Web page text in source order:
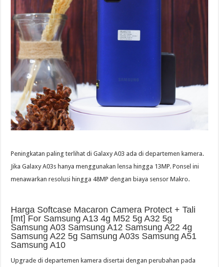
Peningkatan paling terlihat di Galaxy A03 ada di departemen kamera.
Jika Galaxy A03s hanya menggunakan lensa hingga 13MP. Ponsel ini
menawarkan resolusi hingga 48MP dengan biaya sensor Makro.
Harga Softcase Macaron Camera Protect + Tali
[mt] For Samsung A13 4g M52 5g A32 5g
Samsung A03 Samsung A12 Samsung A22 4g
Samsung A22 5g Samsung A03s Samsung A51
Samsung A10
Upgrade di departemen kamera disertai dengan perubahan pada